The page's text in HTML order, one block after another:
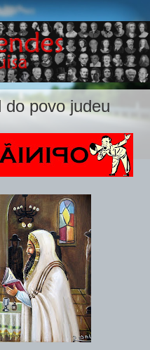
do povo judeu